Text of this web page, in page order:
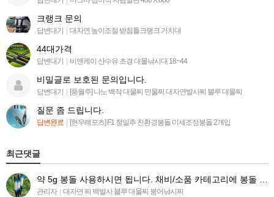
크랭크 문의
답변대기 대자연 높이조절 받침틀크랭크 거치대
44대가격
답변대기 비앤케이 산수유 초경 대물낚시대 18~44
비밀글로 보호된 문의입니다.
답변대기 [풍월주] 나노 백작 대물찌 민물찌 대자연발사찌 블루 대물찌
질문 좀 드립니다.
답변완료 [현우레포츠] F1 정밀추 친환경봉돌 미세조정봉돌 2개입
최근댓글
약 5g 봉돌 사용하시면 됩니다. 채비/소품 카테고리에 봉돌 목록 들어가시면 찾아보실수 있습니다 ^^.
관리자 대자연 찌 백발사 블루 대물찌 붕어낚시찌